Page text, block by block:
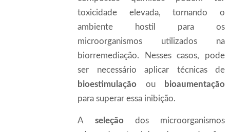
toxicidade elevada, tornando o
ambiente hostil para os
microorganismos utilizados na
biorremediação. Nesses casos, pode
ser necessário aplicar técnicas de
bioestimulação ou
bioaumentação
para superar essa inibição.
A seleçãodos microorganismos